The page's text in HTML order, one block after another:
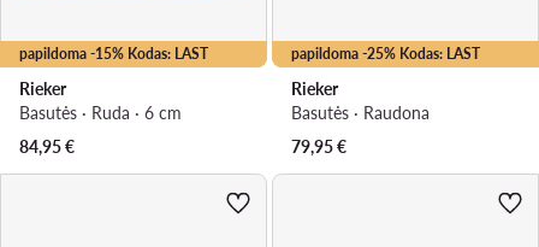
papildoma -15% Kodas: LAST
Rieker
Basutės · Ruda · 6 cm
84,95€
papildoma -25% Kodas: LAST
Rieker
Basutės · Raudona
79,95€